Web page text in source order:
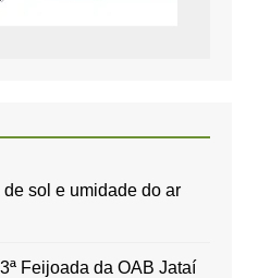
sol e umidade do ar
Feijoada da OAB Jataí